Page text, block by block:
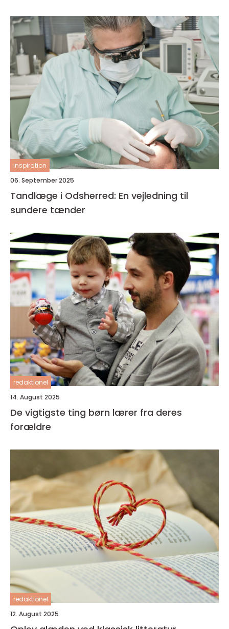
inspiration
06. September 2025
Tandlæge i Odsherred: En vejledning til
sundere tænder
redaktionel
14. August 2025
De vigtigste ting børn lærer fra deres
forældre
redaktionel
12. August 2025